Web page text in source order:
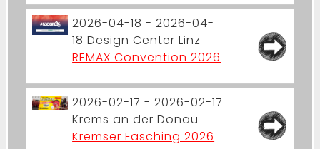
2026-04-18 - 2026-04-
18 Design Center Linz
REMAX Convention 2026
2026-02-17 - 2026-02-17
Krems an der Donau
Kremser Fasching 2026